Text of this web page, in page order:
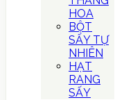
HOA
BỘT
SẤY TỰ
NHIÊN
HẠT
RANG
SẤY